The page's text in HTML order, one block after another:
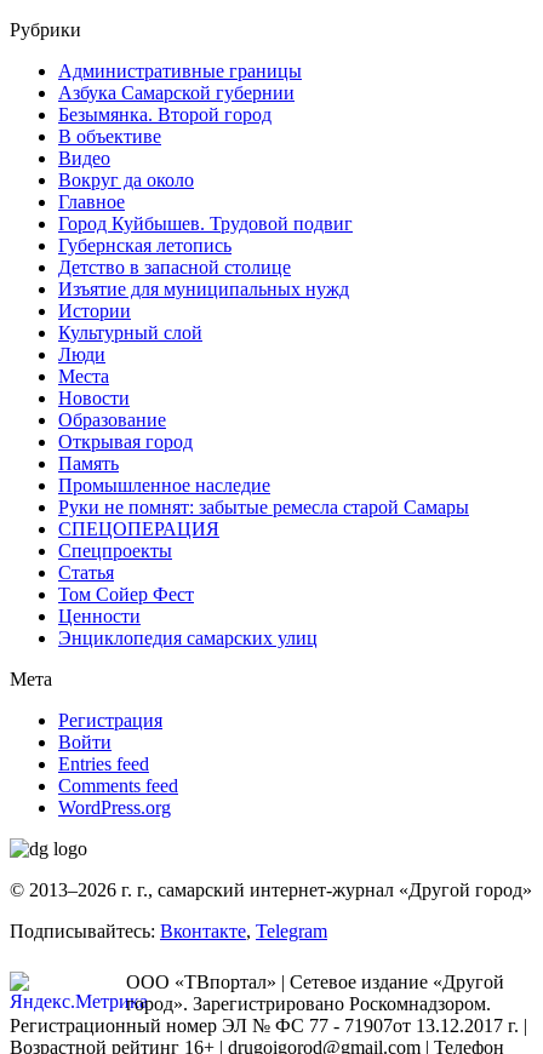
Рубрики
Административные границы
Азбука Самарской губернии
Безымянка. Второй город
В объективе
Видео
Вокруг да около
Главное
Город Куйбышев. Трудовой подвиг
Губернская летопись
Детство в запасной столице
Изъятие для муниципальных нужд
Истории
Культурный слой
Люди
Места
Новости
Образование
Открывая город
Память
Промышленное наследие
Руки не помнят: забытые ремесла старой Самары
СПЕЦОПЕРАЦИЯ
Спецпроекты
Статья
Том Сойер Фест
Ценности
Энциклопедия самарских улиц
Мета
Регистрация
Войти
Entries feed
Comments feed
WordPress.org
© 2013–2026 г. г., самарский интернет-журнал «Другой город»
Подписывайтесь: Вконтакте, Telegram
ООО «ТВпортал» | Сетевое издание «Другой
город». Зарегистрировано Роскомнадзором.
Регистрационный номер ЭЛ № ФС 77 - 71907от 13.12.2017 г. |
Возрастной рейтинг 16+ | drugoigorod@gmail.com | Телефон